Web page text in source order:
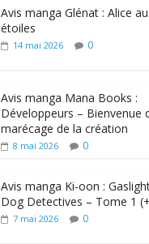
Avis manga Glénat : Alice
étoiles
14 mai 2026 0
Avis manga Mana Books :
Développeurs – Bienvenue
marécage de la création
8 mai 2026 0
Avis manga Ki-oon :
Dog Detectives – Tome 1
7 mai 2026 0